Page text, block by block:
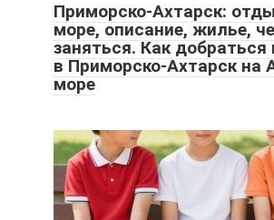
Приморско-Ахтарск:
море, описание, жилье,
заняться. Как
в Приморско-Ахтарск на
море